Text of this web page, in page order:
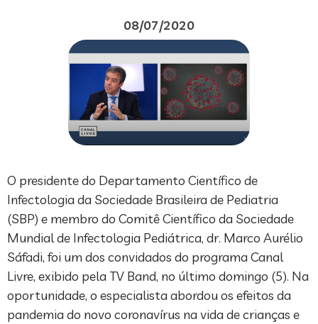
08/07/2020
O presidente do Departamento Científico de
Infectologia da Sociedade Brasileira de Pediatria
(SBP) e membro do Comitê Científico da Sociedade
Mundial de Infectologia Pediátrica, dr. Marco Aurélio
Sáfadi, foi um dos convidados do programa Canal
Livre, exibido pela TV Band, no último domingo (5). Na
oportunidade, o especialista abordou os efeitos da
pandemia do novo coronavírus na vida de crianças e